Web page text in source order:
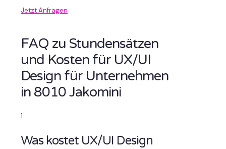
Jetzt Anfragen
FAQ zu Stundensätzen
und Kosten für UX/UI
Design für Unternehmen
in 8010 Jakomini
1
Was kostet UX/UI Design